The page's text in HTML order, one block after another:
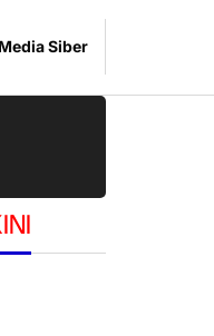
Siber